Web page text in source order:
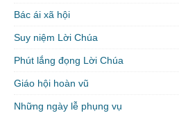
Bác ái xã hội
Suy niệm Lời Chúa
Phút lắng đọng Lời Chúa
Giáo hội hoàn vũ
Những ngày lễ phụng vụ